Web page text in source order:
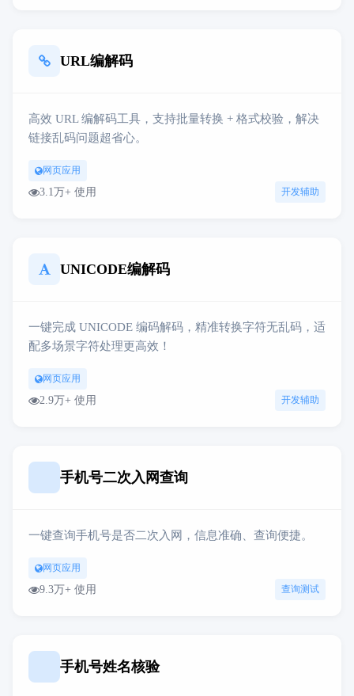
URL编解码
高效 URL 编解码工具，支持批量转换 + 格式校验，解决
链接乱码问题超省心。
网页应用
3.1万+ 使用 开发辅助
UNICODE编解码
一键完成 UNICODE 编码解码，精准转换字符无乱码，适
配多场景字符处理更高效！
网页应用
2.9万+ 使用 开发辅助
手机号二次入网查询
一键查询手机号是否二次入网，信息准确、查询便捷。
网页应用
9.3万+ 使用 查询测试
手机号姓名核验